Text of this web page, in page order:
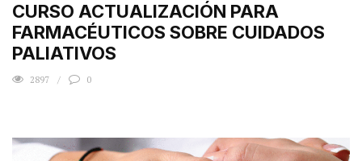
CURSO ACTUALIZACIÓN PARA
FARMACÉUTICOS SOBRE CUIDADOS
PALIATIVOS
2897 0